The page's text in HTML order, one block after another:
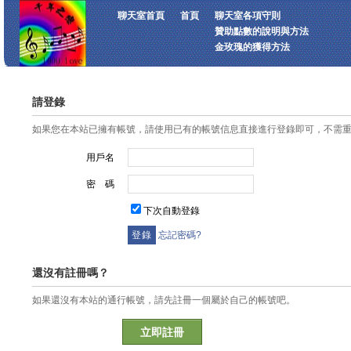
聊天室首頁 首頁
聊天室各項守則
贊助點數的說明與方法
金玫瑰的獲得方法
請登錄
如果您在本站已擁有帳號，請使用已有的帳號信息直接進行登錄即可，不需
用戶名
密 碼
下次自動登錄
忘記密碼?
還沒有註冊嗎？
如果還沒有本站的通行帳號，請先註冊一個屬於自己的帳號吧。
立即註冊